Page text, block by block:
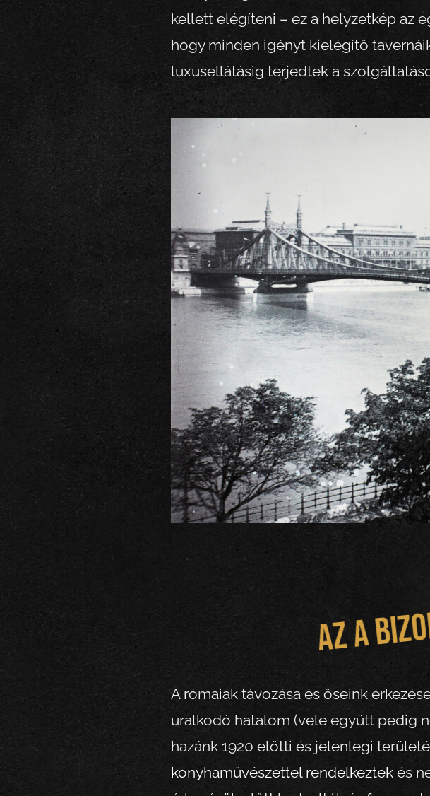
kellett elégíteni – ez a helyzetkép az
hogy minden igényt kielégítő
luxusellátásig terjedtek a
Az a
A rómaiak távozása és őseink
uralkodó hatalom (vele együtt pedig
hazánk 1920 előtti és jelenlegi
konyhaművészettel rendelkeztekés